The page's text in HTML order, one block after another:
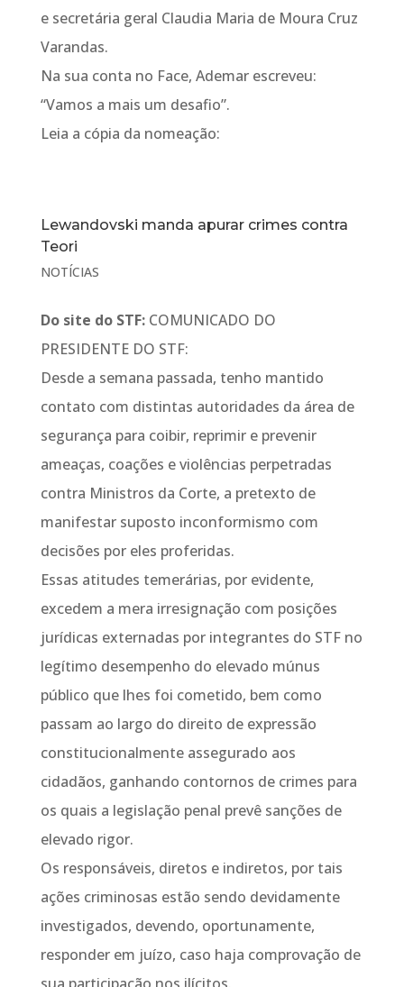
e secretária geral Claudia Maria de Moura Cruz
Varandas.
Na sua conta no Face, Ademar escreveu:
“Vamos a mais um desafio”.
Leia a cópia da nomeação:
Lewandovski manda apurar crimes contra
Teori
NOTÍCIAS
Do site do STF:COMUNICADO DO
PRESIDENTE DO STF:
Desde a semana passada, tenho mantido
contato com distintas autoridades da área de
segurança para coibir, reprimir e prevenir
ameaças, coações e violências perpetradas
contra Ministros da Corte, a pretexto de
manifestar suposto inconformismo com
decisões por eles proferidas.
Essas atitudes temerárias, por evidente,
excedem a mera irresignação com posições
jurídicas externadas por integrantes do STF no
legítimo desempenho do elevado múnus
público que lhes foi cometido, bem como
passam ao largo do direito de expressão
constitucionalmente assegurado aos
cidadãos, ganhando contornos de crimes para
os quais a legislação penal prevê sanções de
elevado rigor.
Os responsáveis, diretos e indiretos, por tais
ações criminosas estão sendo devidamente
investigados, devendo, oportunamente,
responder em juízo, caso haja comprovação de